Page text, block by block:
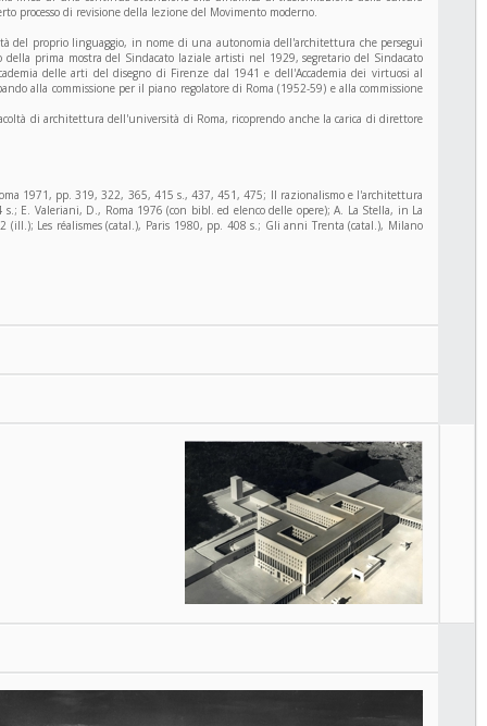
processo di revisione della lezione del Movimento moderno.
del proprio linguaggio, in nome di una autonomia dell'architettura che perseguì
prima mostra del Sindacato laziale artisti nel 1929, segretario del Sindacato
delle arti del disegno di Firenze dal 1941 e dell'Accademia dei virtuosi al
alla commissione per il piano regolatore di Roma (1952-59) e alla commissione
di architettura dell'università di Roma, ricoprendo anche la carica di direttore
1971, pp. 319, 322, 365, 415 s., 437, 451, 475; Il razionalismo e l'architettura
E. Valeriani, D., Roma 1976 (con bibl. ed elenco delle opere); A. La Stella, in La
Les réalismes (catal.), Paris 1980, pp. 408 s.; Gli anni Trenta (catal.), Milano